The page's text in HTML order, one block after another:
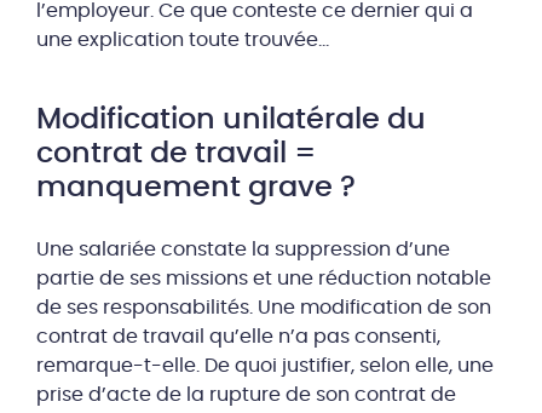
l’employeur. Ce que conteste ce dernier qui a
une explication toute trouvée…
Modification unilatérale du
contrat de travail =
manquement grave ?
Une salariée constate la suppression d’une
partie de ses missions et une réduction notable
de ses responsabilités. Une modification de son
contrat de travail qu’elle n’a pas consenti,
remarque-t-elle. De quoi justifier, selon elle, une
prise d’acte de la rupture de son contrat de